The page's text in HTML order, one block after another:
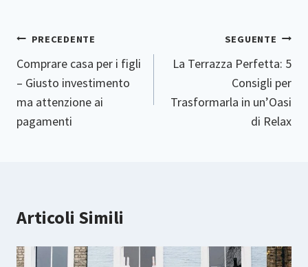
Navigazione
Articoli
PRECEDENTE
Comprare casa per i figli
– Giusto investimento
ma attenzione ai
pagamenti
SEGUENTE
La Terrazza Perfetta: 5
Consigli per
Trasformarla in un’Oasi
di Relax
Articoli Simili